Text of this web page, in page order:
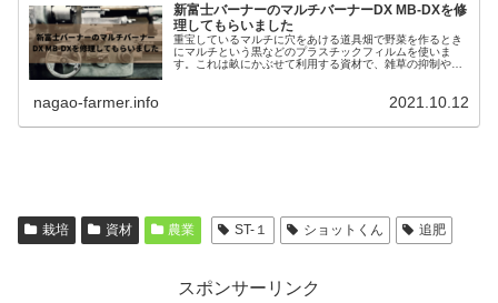
新富士バーナーのマルチバーナーDX MB-DXを修
理してもらいました
重宝しているマルチに穴をあける道具畑で野菜を作るとき
にマルチという黒などのプラスチックフィルムを使いま
す。これは畝にかぶせて利用する資材で、雑草の抑制や地
nagao-farmer.info 2021.10.12
栽培 資材 農業 ST-１ ショットくん 追肥
スポンサーリンク